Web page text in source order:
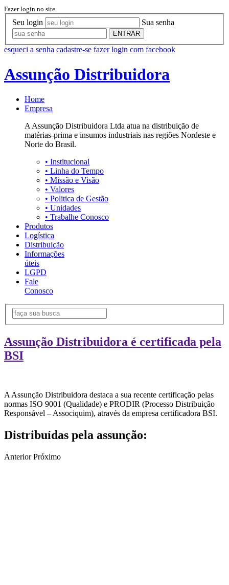
Fazer login no site
Seu login Sua senha
ENTRAR
esqueci a senha cadastre-se fazer login com facebook
Assunção Distribuidora
Home
Empresa
A Assunção Distribuidora Ltda atua na distribuição de
matérias-prima e insumos industriais nas regiões Nordeste e
Norte do Brasil.
• Institucional
• Linha do Tempo
• Missão e Visão
• Valores
• Politica de Gestão
• Unidades
• Trabalhe Conosco
Produtos
Logística
Distribuição
Informações
úteis
LGPD
Fale
Conosco
Assunção Distribuidora é certificada pela
BSI
A Assunção Distribuidora destaca a sua recente certificação pelas
normas ISO 9001 (Qualidade) e PRODIR (Processo Distribuição
Responsável – Associquim), através da empresa certificadora BSI.
Distribuídas pela assunção:
Anterior Próximo